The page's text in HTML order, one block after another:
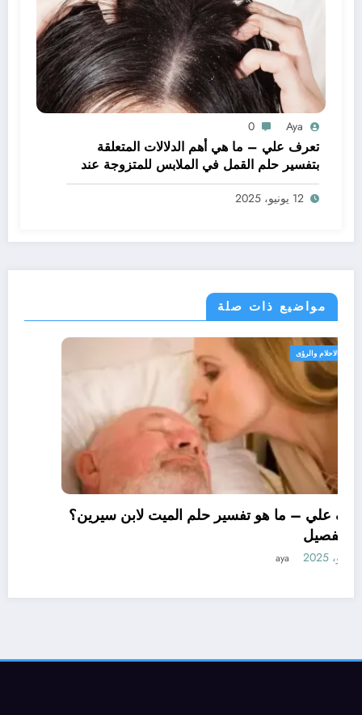
Aya
0
تعرف علي – ما هي أهم الدلالات المتعلقة
بتفسير حلم القمل في الملابس للمتزوجة عند
ابن سيرين؟ – بالتفصيل
12 يونيو، 2025
مواضيع ذات صلة
تفسير الاحلام والرؤى
تعرف علي – ما هو تفسير حلم الميت لابن سيرين؟
– بالتفصيل
11 يونيو، 2025